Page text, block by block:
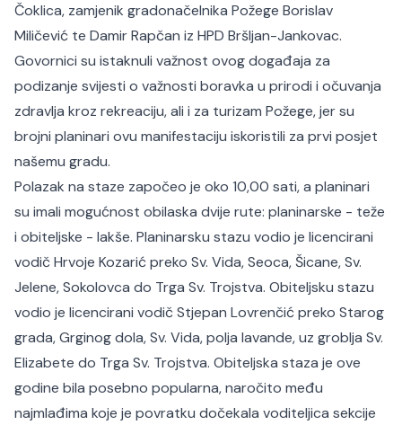
Čoklica, zamjenik gradonačelnika Požege Borislav
Miličević te Damir Rapčan iz HPD Bršljan-Jankovac.
Govornici su istaknuli važnost ovog događaja za
podizanje svijesti o važnosti boravka u prirodi i očuvanja
zdravlja kroz rekreaciju, ali i za turizam Požege, jer su
brojni planinari ovu manifestaciju iskoristili za prvi posjet
našemu gradu.
Polazak na staze započeo je oko 10,00 sati, a planinari
su imali mogućnost obilaska dvije rute: planinarske - teže
i obiteljske - lakše. Planinarsku stazu vodio je licencirani
vodič Hrvoje Kozarić preko Sv. Vida, Seoca, Šicane, Sv.
Jelene, Sokolovca do Trga Sv. Trojstva. Obiteljsku stazu
vodio je licencirani vodič Stjepan Lovrenčić preko Starog
grada, Grginog dola, Sv. Vida, polja lavande, uz groblja Sv.
Elizabete do Trga Sv. Trojstva. Obiteljska staza je ove
godine bila posebno popularna, naročito među
najmlađima koje je povratku dočekala voditeljica sekcije